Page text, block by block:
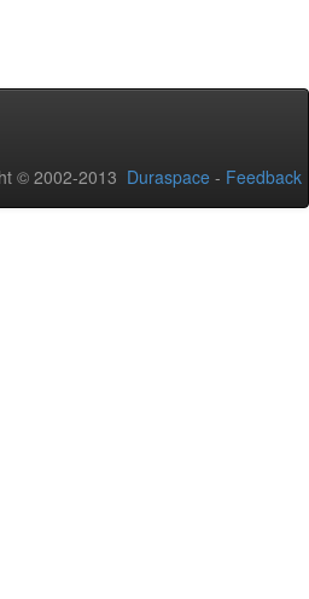
© 2002-2013 Duraspace - Feedback